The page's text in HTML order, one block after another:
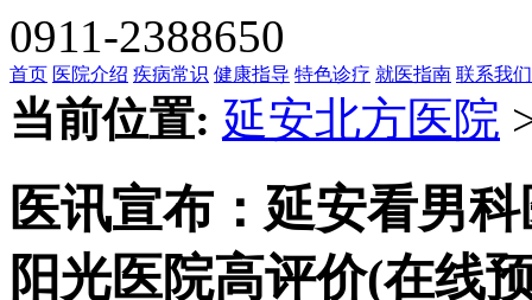
0911-2388650
首页 医院介绍 疾病常识 健康指导 特色诊疗 就医指南 联系我们
当前位置: 延安北方医院
医讯宣布：延安看男
阳光医院高评价(在线